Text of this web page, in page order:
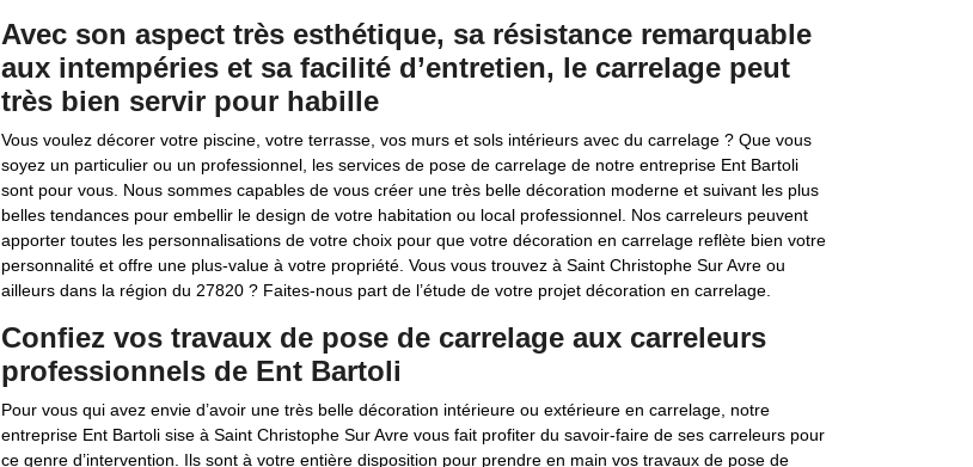
Avec son aspect très esthétique, sa résistance remarquable
aux intempéries et sa facilité d’entretien, le carrelage peut
très bien servir pour habille
Vous voulez décorer votre piscine, votre terrasse, vos murs et sols intérieurs avec du carrelage ? Que vous
soyez un particulier ou un professionnel, les services de pose de carrelage de notre entreprise Ent Bartoli
sont pour vous. Nous sommes capables de vous créer une très belle décoration moderne et suivant les plus
belles tendances pour embellir le design de votre habitation ou local professionnel. Nos carreleurs peuvent
apporter toutes les personnalisations de votre choix pour que votre décoration en carrelage reflète bien votre
personnalité et offre une plus-value à votre propriété. Vous vous trouvez à Saint Christophe Sur Avre ou
ailleurs dans la région du 27820 ? Faites-nous part de l’étude de votre projet décoration en carrelage.
Confiez vos travaux de pose de carrelage aux carreleurs
professionnels de Ent Bartoli
Pour vous qui avez envie d’avoir une très belle décoration intérieure ou extérieure en carrelage, notre
entreprise Ent Bartoli sise à Saint Christophe Sur Avre vous fait profiter du savoir-faire de ses carreleurs pour
ce genre d’intervention. Ils sont à votre entière disposition pour prendre en main vos travaux de pose de